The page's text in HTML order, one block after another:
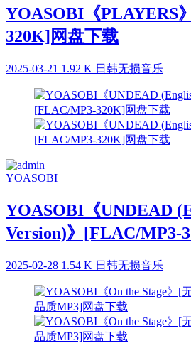
YOASOBI《PLAYERS
320K]网盘下载
2025-03-21 1.92 K 日韩无损音乐
YOASOBI
YOASOBI《UNDEAD
Version)》[FLAC/MP3-
2025-02-28 1.54 K 日韩无损音乐